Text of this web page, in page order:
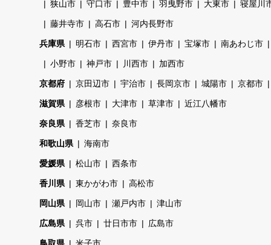
狭山市 守口市 豊中市 羽曳野市 大東市 寝屋川
藤井寺市 高石市 河内長野市
兵庫県 明石市 西宮市 伊丹市 宝塚市 南あわじ市
小野市 神戸市 川西市 加西市
京都府 京田辺市 宇治市 長岡京市 城陽市 京都市
滋賀県 彦根市 大津市 草津市 近江八幡市
奈良県 香芝市 奈良市
和歌山県 海南市
愛媛県 松山市 西条市
香川県 東かがわ市 高松市
岡山県 岡山市 瀬戸内市 津山市
広島県 呉市 廿日市市 広島市